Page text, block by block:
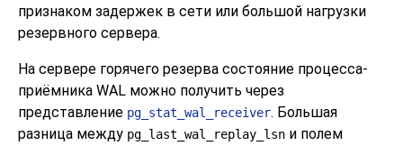
признаком задержек в сети или большой нагрузки
резервного сервера.
На сервере горячего резерва состояние процесса-
приёмника WAL можно получить через
представление pg_stat_wal_receiver. Большая
разница между pg_last_wal_replay_lsn и полем